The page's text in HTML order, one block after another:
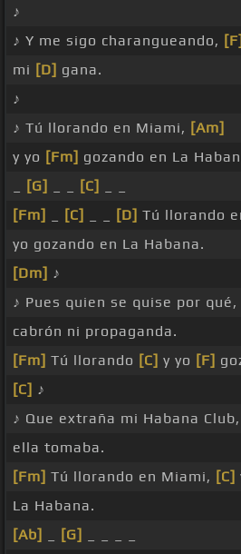
♪
♪ Y me sigo charangueando, [F]
mi [D] gana.
♪
♪ Tú llorando en Miami, [Am]
y yo [Fm] gozando en La
[G] [C]
[Fm]
[C] [D] Tú llorando
yo gozando en La Habana.
[Dm] ♪
♪ Pues quien se quise por qué,
cabrón ni propaganda.
[Fm] Tú llorando [C] y yo [F]
[C] ♪
♪ Que extraña mi Habana
ella tomaba.
[Fm] Tú llorando en Miami, [C]
La Habana.
[Ab]
[G]